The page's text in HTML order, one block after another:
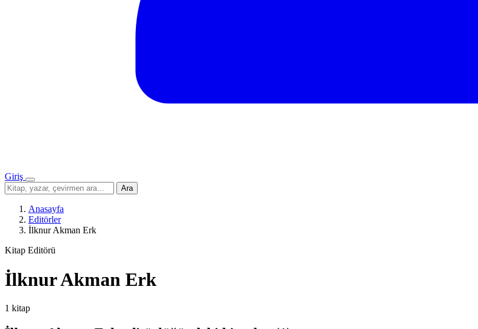
Giriş
Menü
Sitede
ara
Ara
Anasayfa
Editörler
İlknur Akman Erk
Kitap Editörü
İlknur Akman Erk
1 kitap